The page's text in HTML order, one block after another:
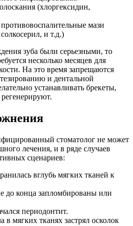
(хлоргексидин,
мази
и т.д.)
зуба были серьезными, то
несколько месяцев для
На это время запрещаются
и дентальной
устанавливать брекеты,
стоматолог не может
лечения, и в ряде случаев
сценариев:
вглубь мягких тканей к
до конца запломбированы или
периодонтит.
в мягких тканях застрял осколок